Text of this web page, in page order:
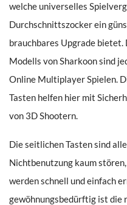
welche universelles
Durchschnittszocker ein
brauchbares Upgrade
Modells von Sharkoon sind
Online Multiplayer Spielen.
Tasten helfen hier mit
von 3D Shootern.
Die seitlichen Tasten sind
Nichtbenutzung kaum
werden schnell und einfach
gewöhnungsbedürftig ist die